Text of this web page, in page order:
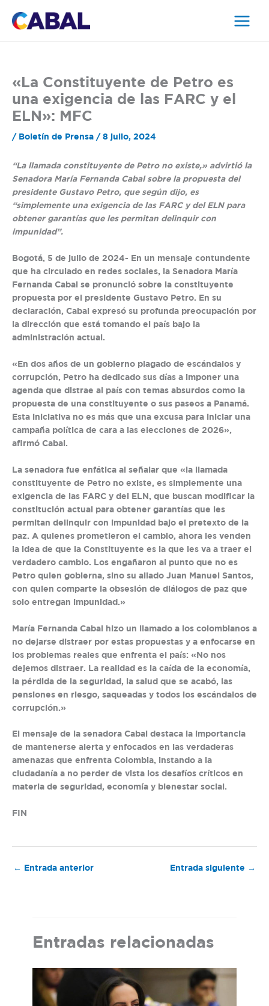
«La Constituyente de Petro es
una exigencia de las FARC y el
ELN»: MFC
/ Boletín de Prensa / 8 julio, 2024
“La llamada constituyente de Petro no existe,» advirtió la
Senadora María Fernanda Cabal sobre la propuesta del
presidente Gustavo Petro, que según dijo, es
“simplemente una exigencia de las FARC y del ELN para
obtener garantías que les permitan delinquir con
impunidad”.
Bogotá, 5 de julio de 2024-
En un mensaje contundente
que ha circulado en redes sociales, la Senadora María
Fernanda Cabal se pronunció sobre la constituyente
propuesta por el presidente Gustavo Petro. En su
declaración, Cabal expresó su profunda preocupación por
la dirección que está tomando el país bajo la
administración actual.
«En dos años de un gobierno plagado de escándalos y
corrupción, Petro ha dedicado sus días a imponer una
agenda que distrae al país con temas absurdos como la
propuesta de una constituyente o sus paseos a Panamá.
Esta iniciativa no es más que una excusa para iniciar una
campaña política de cara a las elecciones de 2026»,
afirmó Cabal.
La senadora fue enfática al señalar que «la llamada
constituyente de Petro no existe, es simplemente una
exigencia de las FARC y del ELN, que buscan modificar la
constitución actual para obtener garantías que les
permitan delinquir con impunidad bajo el pretexto de la
paz. A quienes prometieron el cambio, ahora les venden
la idea de que la Constituyente es la que les va a traer el
verdadero cambio. Los engañaron al punto que no es
Petro quien gobierna, sino su aliado Juan Manuel Santos,
con quien comparte la obsesión de diálogos de paz que
solo entregan impunidad.»
María Fernanda Cabal hizo un llamado a los colombianos a
no dejarse distraer por estas propuestas y a enfocarse en
los problemas reales que enfrenta el país: «No nos
dejemos distraer. La realidad es la caída de la economía,
la pérdida de la seguridad, la salud que se acabó, las
pensiones en riesgo, saqueadas y todos los escándalos de
corrupción.»
El mensaje de la senadora Cabal destaca la importancia
de mantenerse alerta y enfocados en las verdaderas
amenazas que enfrenta Colombia, instando a la
ciudadanía a no perder de vista los desafíos críticos en
materia de seguridad, economía y bienestar social.
FIN
← Entrada anterior Entrada siguiente →
Entradas relacionadas